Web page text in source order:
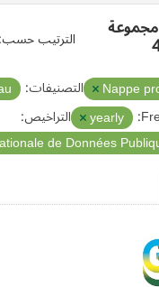
الترتيب حسب
Nappe التصنيفات:
yearly
التراخيص:
de Données